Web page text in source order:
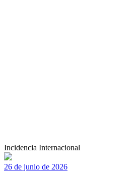
Incidencia Internacional
26 de junio de 2026